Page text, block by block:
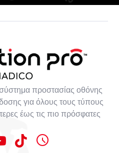
προστασίας οθόνης
για όλους τους τύπους
έως τις πιο πρόσφατες